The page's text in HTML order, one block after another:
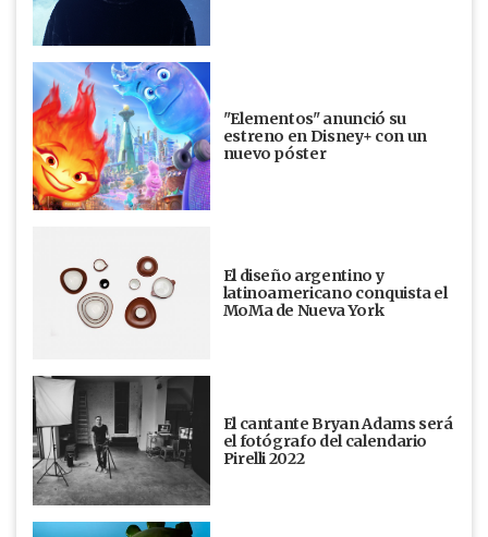
"Elementos" anunció su
estreno en Disney+ con un
nuevo póster
El diseño argentino y
latinoamericano conquista el
MoMa de Nueva York
El cantante Bryan Adams será
el fotógrafo del calendario
Pirelli 2022